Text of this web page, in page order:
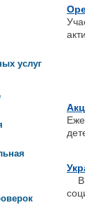
В
услуг